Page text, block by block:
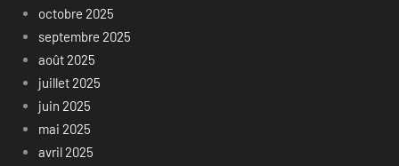
octobre 2025
septembre 2025
août 2025
juillet 2025
juin 2025
mai 2025
avril 2025